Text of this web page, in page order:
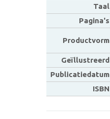
Taal
Pagina's
Productvorm
Geïllustreerd
Publicatiedatum
ISBN